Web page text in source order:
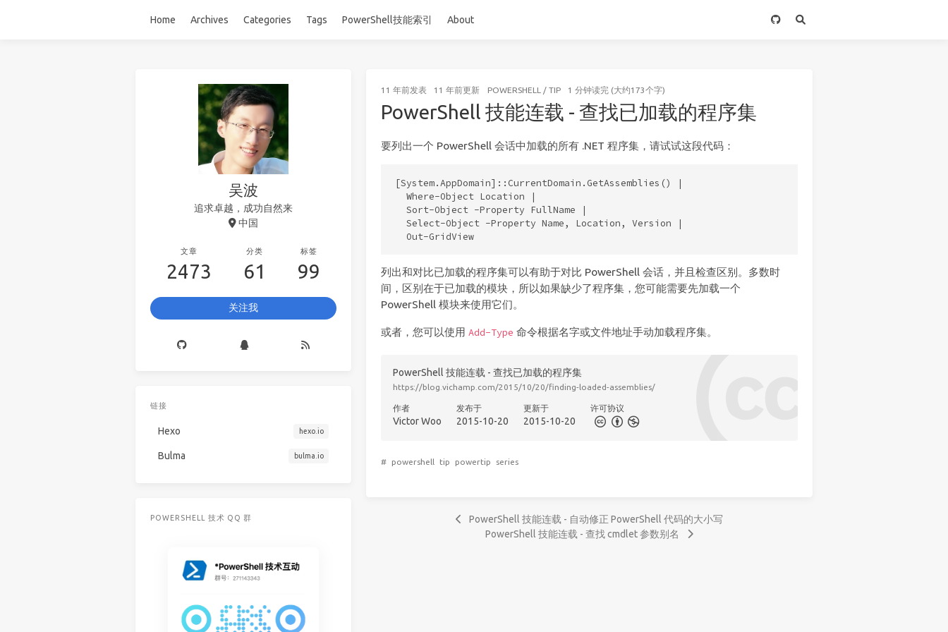
Home Archives Categories Tags PowerShell技能索引 About
11 年前发表 11 年前更新 POWERSHELL / TIP 1 分钟读完 (大约173个字)
PowerShell 技能连载 - 查找已加载的程序集
要列出一个 PowerShell 会话中加载的所有 .NET 程序集，请试试这段代码：
[System.AppDomain]::CurrentDomain.GetAssemblies() |
  Where-Object Location |
  Sort-Object -Property FullName |
  Select-Object -Property Name, Location, Version |
  Out-GridView
列出和对比已加载的程序集可以有助于对比 PowerShell 会话，并且检查区别。多数时
间，区别在于已加载的模块，所以如果缺少了程序集，您可能需要先加载一个
PowerShell 模块来使用它们。
或者，您可以使用 Add-Type 命令根据名字或文件地址手动加载程序集。
PowerShell 技能连载 - 查找已加载的程序集
https://blog.vichamp.com/2015/10/20/finding-loaded-assemblies/
作者
Victor Woo
发布于
2015-10-20
更新于
2015-10-20
许可协议
# powershell tip powertip series
PowerShell 技能连载 - 自动修正 PowerShell 代码的大小写
PowerShell 技能连载 - 查找 cmdlet 参数别名
吴波
追求卓越，成功自然来
中国
文章
2473
分类
61
标签
99
关注我
链接
Hexo hexo.io
Bulma bulma.io
POWERSHELL 技术 QQ 群